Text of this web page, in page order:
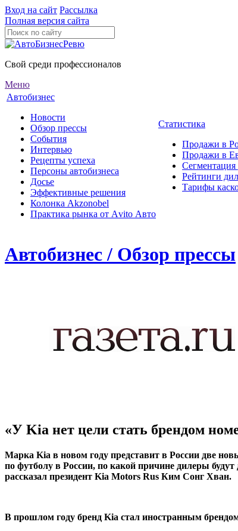
Вход на сайт Рассылка
Полная версия сайта
Свой среди профессионалов
Меню
Автобизнес
Новости
Обзор прессы
События
Интервью
Рецепты успеха
Персоны автобизнеса
Досье
Эффективные решения
Колонка Akzonobel
Практика рынка от Аvito Авто
Статистика
Продажи в
Продажи в
Рейтинги
Тарифы
Автобизнес / Обзор прессы
«У Kia нет цели стать брендом
Марка Kia в новом году представит в России две
по футболу в России, по какой причине дилеры
рассказал президент Kia Motors Rus Ким Сонг Хван.
В прошлом году бренд Kia стал иностранным